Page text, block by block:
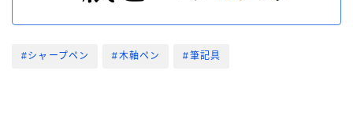
#シャープペン #木軸ペン #筆記具